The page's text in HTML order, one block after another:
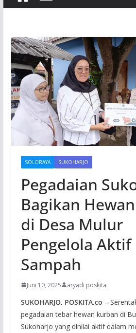
SOLORAYA SUKOHARJO
Pegadaian
Bagikan
di Desa Mulur
Pengelola Aktif
Sampah
Juni 10, 2025 aryadi poskita
SUKOHARJO, POSKITA.co –
pegadaian tebar hewan kurban di
Sukoharjo yang dinilai aktif dalam